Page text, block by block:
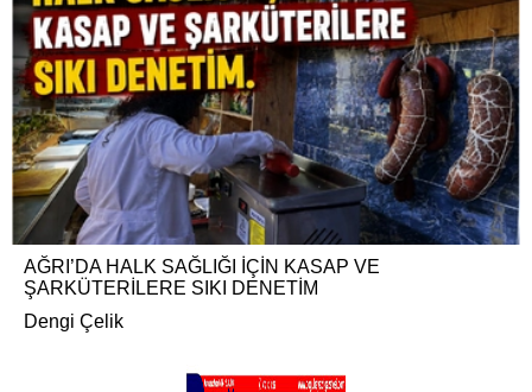
AĞRI’DA HALK SAĞLIĞI İÇİN KASAP VE
ŞARKÜTERİLERE SIKI DENETİM
Dengi Çelik